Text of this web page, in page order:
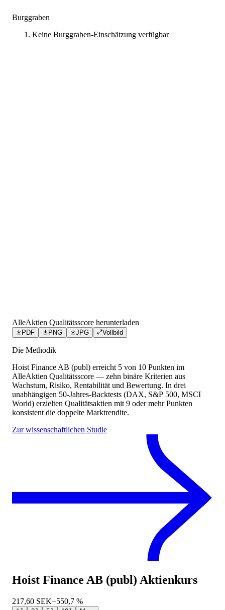
Burggraben
Keine Burggraben-Einschätzung verfügbar
AlleAktien Qualitätsscore herunterladen
PDF PNG JPG Vollbild
Die Methodik
Hoist Finance AB (publ) erreicht 5 von 10 Punkten im
AlleAktien Qualitätsscore — zehn binäre Kriterien aus
Wachstum, Risiko, Rentabilität und Bewertung. In drei
unabhängigen 50-Jahres-Backtests (DAX, S&P 500, MSCI
World) erzielten Qualitätsaktien mit 9 oder mehr Punkten
konsistent die doppelte Marktrendite.
Zur wissenschaftlichen Studie
Hoist Finance AB (publ) Aktienkurs
217,60 SEK+550,7 %